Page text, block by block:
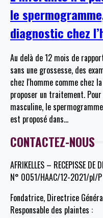
le
diagnostic chez
Au delà de 12 mois de
sans une grossesse, des
chez l'homme comme chez
proposer un traitement.
masculine, le
est proposé dans…
CONTACTEZ-NOUS
AFRIKELLES – RECEPISSE DE
N° 0051/HAAC/12-2021/pl/P
Fondatrice, Directrice
Responsable des plaintes :